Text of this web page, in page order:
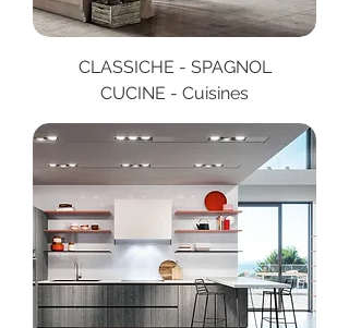
CLASSICHE - SPAGNOL
CUCINE - Cuisines